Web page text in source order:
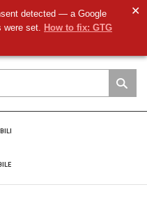
detected — a Google
were set. How to fix: GTG
✕